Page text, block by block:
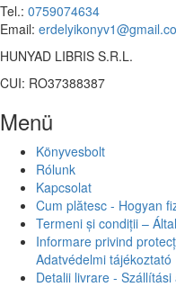
Tel.: 0759074634
Email:
HUNYAD LIBRIS S.R.L.
CUI: RO37388387
Menü
Könyvesbolt
Rólunk
Kapcsolat
Cum plătesc - Hogyan
Termeni și condiții –
Informare privind
Adatvédelmi tájékoztató
Detalii livrare - Szállítási